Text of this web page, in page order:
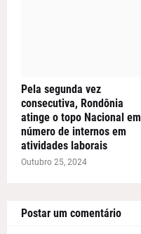
Pela segunda vez
consecutiva, Rondônia
atinge o topo Nacional em
número de internos em
atividades laborais
Outubro 25, 2024
Postar um comentário